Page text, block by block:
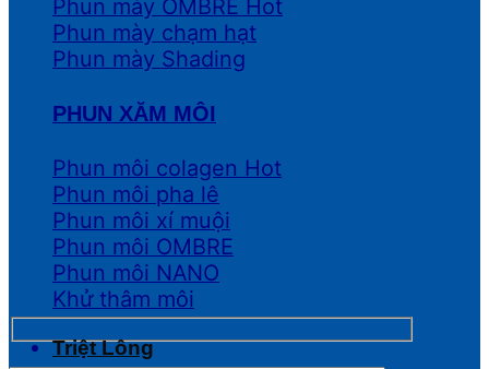
Phun mày OMBRE
Phun mày chạm hạt
Phun mày Shading
PHUN XĂM MÔI
Phun môi colagen
Phun môi pha lê
Phun môi xí muội
Phun môi OMBRE
Phun môi NANO
Khử thâm môi
Triệt Lông